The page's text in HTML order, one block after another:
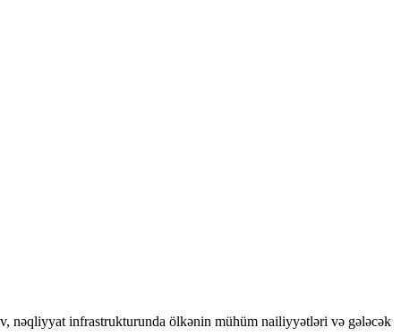
nəqliyyat infrastrukturunda ölkənin mühüm nailiyyətləri və gələcək